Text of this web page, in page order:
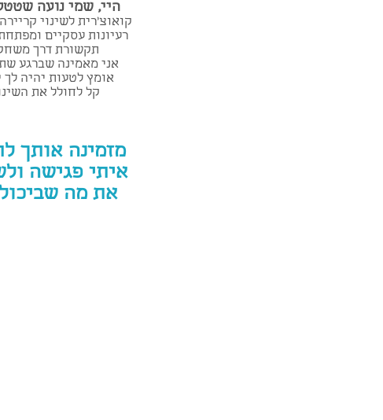
היי, שמי נועה
קואוצ'רית לשינוי
רעיונות עסקיים
תקשורת דרך
אני מאמינה שברגע
אומץ לטעות יהיה לך
קל לחולל את
מזמינה אותך
איתי פגישה
את מה